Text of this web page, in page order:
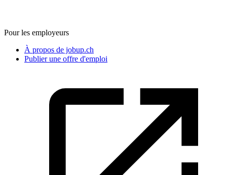
Pour les employeurs
À propos de jobup.ch
Publier une offre d'emploi